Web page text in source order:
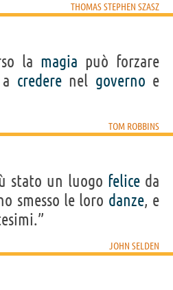
THOMAS STEPHEN SZASZ
la magia può forzare
a crederenel governo e
TOM ROBBINS
stato un luogo felice da
smesso le loro danze, e
JOHN SELDEN